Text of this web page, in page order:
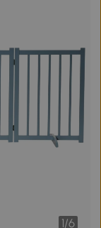
1/6